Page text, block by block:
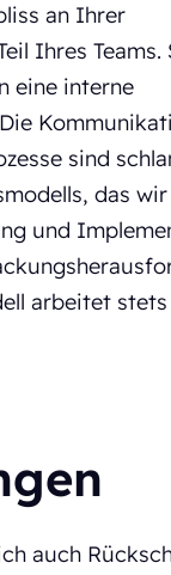
an Ihrer
Ihres Teams.
eine interne
sind
das wir
und
arbeitet
auch